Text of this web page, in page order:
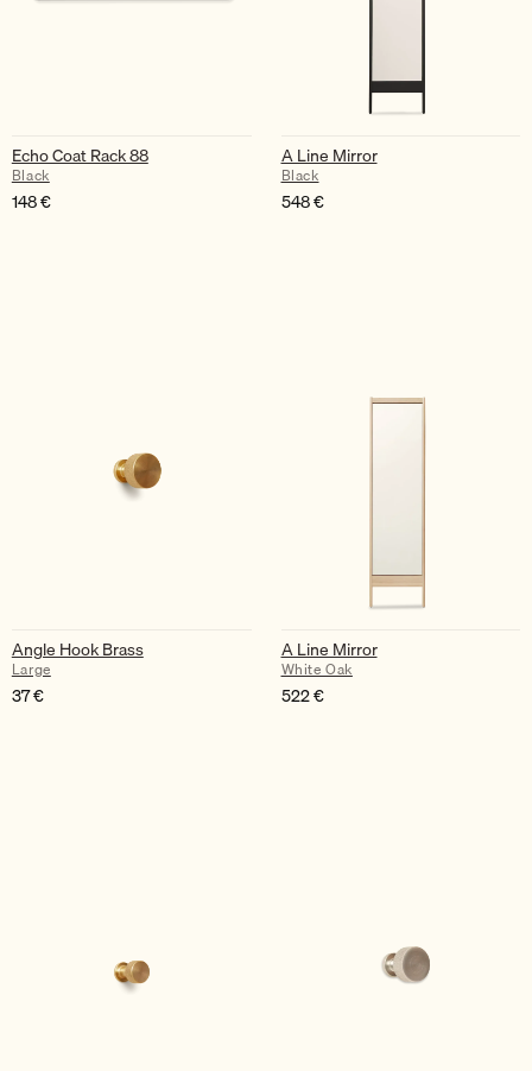
Echo Coat Rack 88
Black
148€
A Line Mirror
Black
548€
Angle Hook Brass
Large
37€
A Line Mirror
White Oak
522€